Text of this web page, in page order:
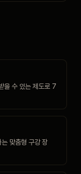
을 수 있는 제도로 7
맞춤형 구강 장